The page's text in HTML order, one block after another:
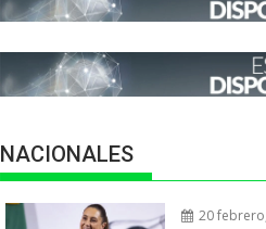
NACIONALES
20